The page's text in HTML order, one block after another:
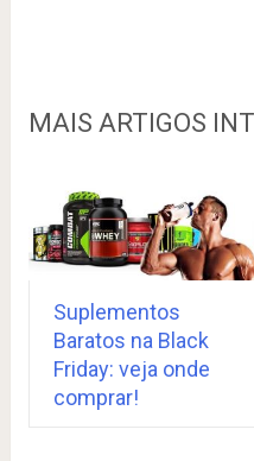
MAIS ARTIGOS
Suplementos
Baratos na Black
Friday: veja onde
comprar!